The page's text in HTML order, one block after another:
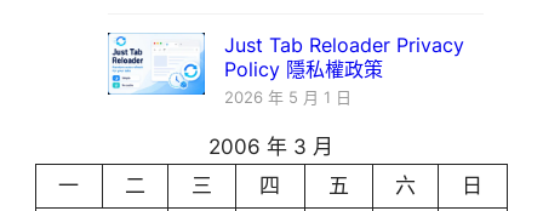
Just Tab Reloader Privacy
Policy 隱私權政策
2026 年 5 月 1 日
2006 年 3 月
一
二 三 四 五 六
日